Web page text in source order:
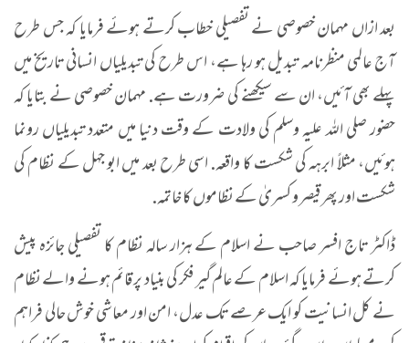
بعد ازاں مہمان خصوصی نے تفصیلی خطاب کرتے ہوئے فرمایا کہ جس طرح
آج عالمی منظرنامہ تبدیل ہو رہا ہے، اس طرح کی تبدیلیاں انسانی تاریخ میں
پہلے بھی آئیں، ان سے سیکھنے کی ضرورت ہے. مہمان خصوصی نے بتایا کہ
حضور صلی اللہ علیہ وسلم کی ولادت کے وقت دنیا میں متعدد تبدیلیاں رونما
ہوئیں، مثلاً ابرہہ کی شکست کا واقعہ. اسی طرح بعد میں ابو جہل کے نظام کی
شکست اور پھر قیصر و کسریٰ کے نظاموں کا خاتمہ.
ڈاکٹر تاج افسر صاحب نے اسلام کے ہزار سالہ نظام کا تفصیلی جائزہ پیش
کرتے ہوئے فرمایا کہ اسلام کے عالم گیر فکر کی بنیاد پر قائم ہونے والے نظام
نے کل انسانیت کو ایک عرصے تک عدل، امن اور معاشی خوش حالی فراہم